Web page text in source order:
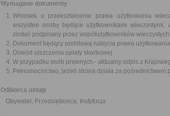
Wymagane dokumenty
Wniosek o przekształcenie prawa użytkowania
wszystkie osoby będące użytkownikami
zostać podpisany przez współużytkowników
Dokument będący podstawą nabycia prawa
Dowód uiszczenia opłaty skarbowej.
W przypadku osób prawnych - aktualny odpis z
Pełnomocnictwo, jeżeli strona działa za pośrednictwem
Odbiorca usługi
Obywatel, Przedsiębiorca, Instytucja